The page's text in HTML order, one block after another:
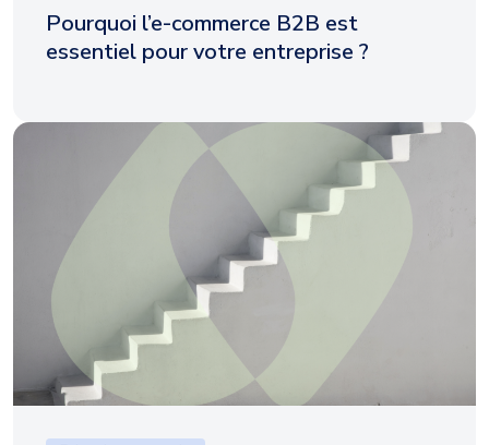
Pourquoi l’e-commerce B2B est
essentiel pour votre entreprise ?